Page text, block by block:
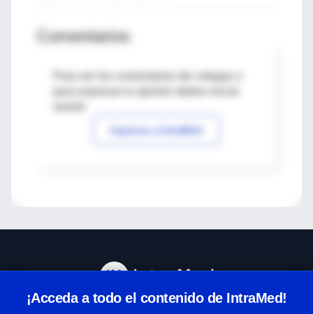
Comentarios
Para ver los comentarios de colegas o
Ingresar a IntraMed
¡Acceda a todo el contenido de IntraMed!